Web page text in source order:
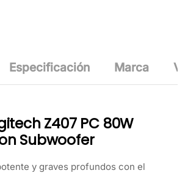
Especificación Marca
Z407 PC 80W
Subwoofer
y graves profundos con el